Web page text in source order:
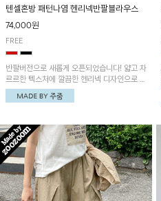
텐셀혼방 패턴나염 헨리넥반팔블라우스
74,000원
FREE
반팔버전으로 새롭게 오픈되었습니다! 얇고 차
르르한 텍스처에 깔끔한 헨리넥 디자인으로 제
작된 블라우스예요~볼륨감있는 소매 셔링과
세련된 나염패턴으로 유니크한 매력 UP!